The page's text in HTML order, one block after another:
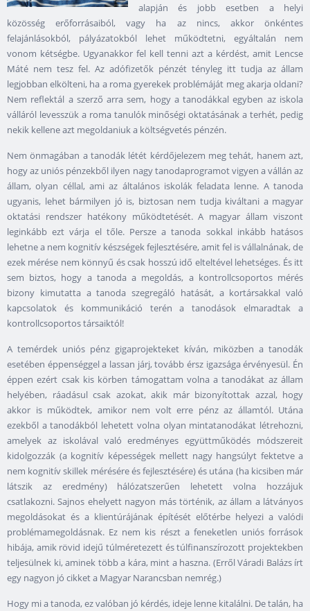
alapján és jobb esetben a helyi
közösség erőforrásaiból, vagy ha az nincs, akkor önkéntes
felajánlásokból, pályázatokból lehet működtetni, egyáltalán nem
vonom kétségbe. Ugyanakkor fel kell tenni azt a kérdést, amit Lencse
Máté nem tesz fel. Az adófizetők pénzét tényleg itt tudja az állam
legjobban elkölteni, ha a roma gyerekek problémáját meg akarja oldani?
Nem reflektál a szerző arra sem, hogy a tanodákkal egyben az iskola
válláról levesszük a roma tanulók minőségi oktatásának a terhét, pedig
nekik kellene azt megoldaniuk a költségvetés pénzén.
Nem önmagában a tanodák létét kérdőjelezem meg tehát, hanem azt,
hogy az uniós pénzekből ilyen nagy tanodaprogramot vigyen a vállán az
állam, olyan céllal, ami az általános iskolák feladata lenne. A tanoda
ugyanis, lehet bármilyen jó is, biztosan nem tudja kiváltani a magyar
oktatási rendszer hatékony működtetését. A magyar állam viszont
leginkább ezt várja el tőle. Persze a tanoda sokkal inkább hatásos
lehetne a nem kognitív készségek fejlesztésére, amit fel is vállalnának, de
ezek mérése nem könnyű és csak hosszú idő elteltével lehetséges. És itt
sem biztos, hogy a tanoda a megoldás, a kontrollcsoportos mérés
bizony kimutatta a tanoda szegregáló hatását, a kortársakkal való
kapcsolatok és kommunikáció terén a tanodások elmaradtak a
kontrollcsoportos társaiktól!
A temérdek uniós pénz gigaprojekteket kíván, miközben a tanodák
esetében éppenséggel a lassan járj, tovább érsz igazsága érvényesül. Én
éppen ezért csak kis körben támogattam volna a tanodákat az állam
helyében, ráadásul csak azokat, akik már bizonyítottak azzal, hogy
akkor is működtek, amikor nem volt erre pénz az államtól. Utána
ezekből a tanodákból lehetett volna olyan mintatanodákat létrehozni,
amelyek az iskolával való eredményes együttműködés módszereit
kidolgozzák (a kognitív képességek mellett nagy hangsúlyt fektetve a
nem kognitív skillek mérésére és fejlesztésére) és utána (ha kicsiben már
látszik az eredmény) hálózatszerűen lehetett volna hozzájuk
csatlakozni. Sajnos ehelyett nagyon más történik, az állam a látványos
megoldásokat és a klientúrájának építését előtérbe helyezi a valódi
problémamegoldásnak. Ez nem kis részt a feneketlen uniós források
hibája, amik rövid idejű túlméretezett és túlfinanszírozott projektekben
teljesülnek ki, aminek több a kára, mint a haszna. (Erről Váradi Balázs írt
egy nagyon jó cikket a Magyar Narancsban nemrég.)
Hogy mi a tanoda, ez valóban jó kérdés, ideje lenne kitalálni. De talán, ha